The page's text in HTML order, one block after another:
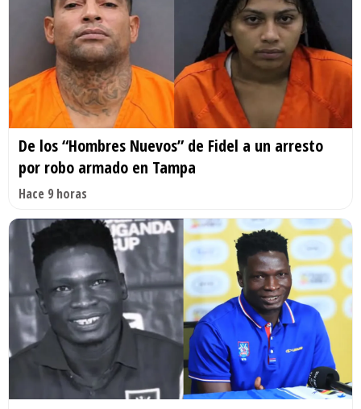
De los “Hombres Nuevos” de Fidel a un arresto
por robo armado en Tampa
Hace 9 horas